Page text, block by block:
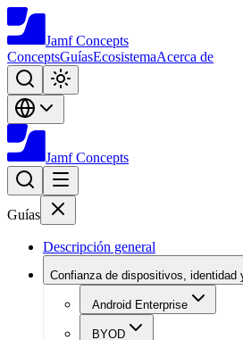
Jamf Concepts
ConceptsGuíasEcosistemaAcerca de
Jamf Concepts
Guías
Descripción general
Confianza de dispositivos, identidad
Android Enterprise
BYOD